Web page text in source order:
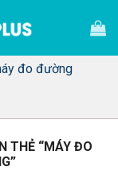
đo đường
THẺ “MÁY ĐO